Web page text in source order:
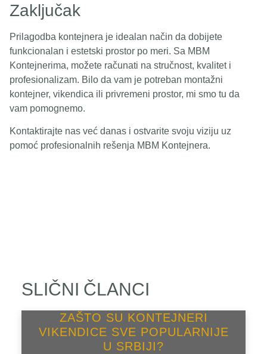
Zaključak
Prilagodba kontejnera je idealan način da dobijete
funkcionalan i estetski prostor po meri. Sa MBM
Kontejnerima, možete računati na stručnost, kvalitet i
profesionalizam. Bilo da vam je potreban montažni
kontejner, vikendica ili privremeni prostor, mi smo tu da
vam pomognemo.
Kontaktirajte nas već danas i ostvarite svoju viziju uz
pomoć profesionalnih rešenja MBM Kontejnera.
SLIČNI ČLANCI
ZAŠTO SU KONTEJNERI
VIKENDICE SVE POPULARNIJE
U SRBIJI?